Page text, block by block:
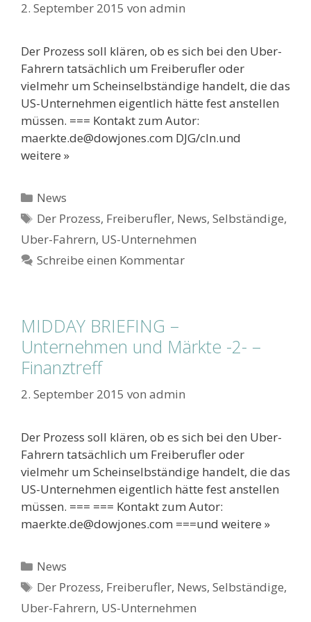
2. September 2015 von admin
Der Prozess soll klären, ob es sich bei den Uber-
Fahrern tatsächlich um Freiberufler oder
vielmehr um Scheinselbständige handelt, die das
US-Unternehmen eigentlich hätte fest anstellen
müssen. === Kontakt zum Autor:
maerkte.de@dowjones.com DJG/cln.und
weitere »
Kategorien
News
Schlagwörter
Der Prozess, Freiberufler, News,Selbständige,
Uber-Fahrern, US-Unternehmen
Schreibe einen Kommentar
MIDDAY BRIEFING –
Unternehmen und Märkte -2- –
Finanztreff
2. September 2015 von admin
Der Prozess soll klären, ob es sich bei den Uber-
Fahrern tatsächlich um Freiberufler oder
vielmehr um Scheinselbständige handelt, die das
US-Unternehmen eigentlich hätte fest anstellen
müssen. === === Kontakt zum Autor:
maerkte.de@dowjones.com ===und weitere »
Kategorien
News
Schlagwörter
Der Prozess, Freiberufler, News,Selbständige,
Uber-Fahrern, US-Unternehmen